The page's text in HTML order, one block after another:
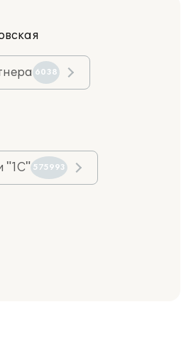
6038
"1С" 575993